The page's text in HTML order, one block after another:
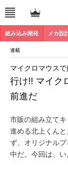
組み込み開発 メカ設
連載
行け!! マイク
前進だ
マイクロマウスで
市販の組み立て
進める北上くん
ず、オリジナル
中だ。今回は、